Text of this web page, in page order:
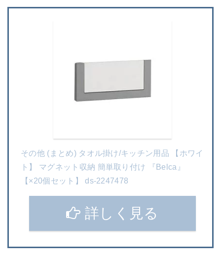
その他 (まとめ) タオル掛け/キッチン用品 【ホワイ
ト】 マグネット収納 簡単取り付け 『Belca』
【×20個セット】 ds-2247478
詳しく見る